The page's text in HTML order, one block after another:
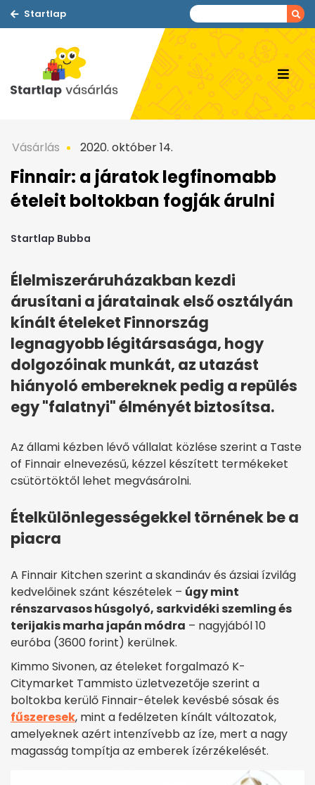
Startlap
Vásárlás 2020. október 14.
Finnair: a járatok legfinomabb
ételeit boltokban fogják árulni
Startlap Bubba
Élelmiszeráruházakban kezdi
árusítani a járatainak első osztályán
kínált ételeket Finnország
legnagyobb légitársasága, hogy
dolgozóinak munkát, az utazást
hiányoló embereknek pedig a repülés
egy "falatnyi" élményét biztosítsa.
Az állami kézben lévő vállalat közlése szerint a Taste
of Finnair elnevezésű, kézzel készített termékeket
csütörtöktől lehet megvásárolni.
Ételkülönlegességekkel törnének be a
piacra
A Finnair Kitchen szerint a skandináv és ázsiai ízvilág
kedvelőinek szánt készételek – úgy mint
rénszarvasos húsgolyó, sarkvidéki szemling és
terijakis marha japán módra – nagyjából 10
euróba (3600 forint) kerülnek.
Kimmo Sivonen, az ételeket forgalmazó K-
Citymarket Tammisto üzletvezetője szerint a
boltokba kerülő Finnair-ételek kevésbé sósak és
fűszeresek, mint a fedélzeten kínált változatok,
amelyeknek azért intenzívebb az íze, mert a nagy
magasság tompítja az emberek ízérzékelését.